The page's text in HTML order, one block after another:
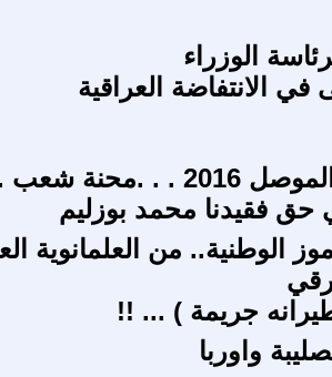
الوزراء
فقيدنا محمد بوزليم
الوطنية.. من العلمانوية
جريمة ) ... !!
واوربا